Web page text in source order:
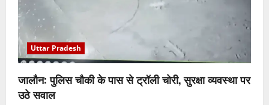
Uttar Pradesh
जालौन: पुलिस चौकी के पास से ट्रॉली चोरी, सुरक्षा व्यवस्था पर
उठे सवाल